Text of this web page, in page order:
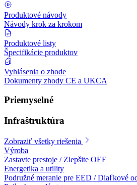
Produktové návody
Návody krok za krokom
Produktové listy
Špecifikácie produktov
Vyhlásenia o zhode
Dokumenty zhody CE a UKCA
Priemyselné
Infraštruktúra
Zobraziť všetky riešenia
Výroba
Zastavte prestoje / Zlepšite OEE
Energetika a utility
Podružné meranie pre EED / Diaľkové